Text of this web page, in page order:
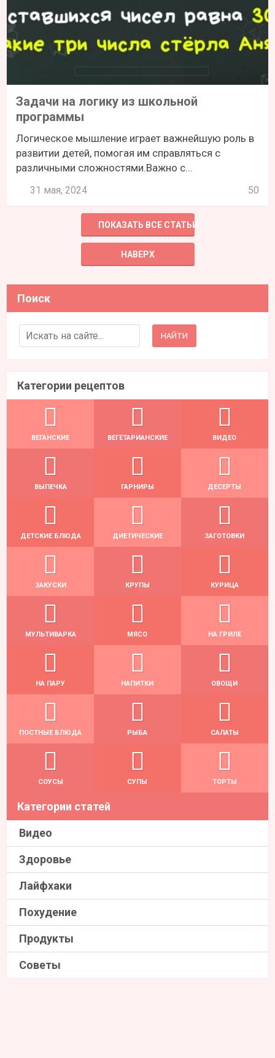
Задачи на логику из школьной
программы
Логическое мышление играет важнейшую роль в
развитии детей, помогая им справляться с
различными сложностями.Важно с...
31 мая, 2024 50
ПОКАЗАТЬ ВСЕ СТАТЬИ
НАВЕРХ
Поиск
Search for:
Категории рецептов
ВЕГАНСКИЕ ВЕГЕТАРИАНСКИЕ ВИДЕО
ВЫПЕЧКА ГАРНИРЫ ДЕСЕРТЫ
ДЕТСКИЕ БЛЮДА ДИЕТИЧЕСКИЕ ЗАГОТОВКИ
ЗАКУСКИ КРУПЫ КУРИЦА
МУЛЬТИВАРКА МЯСО НА ГРИЛЕ
НА ПАРУ НАПИТКИ ОВОЩИ
ПОСТНЫЕ БЛЮДА РЫБА САЛАТЫ
СОУСЫ СУПЫ ТОРТЫ
Категории статей
Видео
Здоровье
Лайфхаки
Похудение
Продукты
Советы